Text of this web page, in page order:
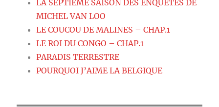
LA SEPTIEME SAISON DES ENQUETES DE
MICHEL VAN LOO
LE COUCOU DE MALINES – CHAP.1
LE ROI DU CONGO – CHAP.1
PARADIS TERRESTRE
POURQUOI J’AIME LA BELGIQUE